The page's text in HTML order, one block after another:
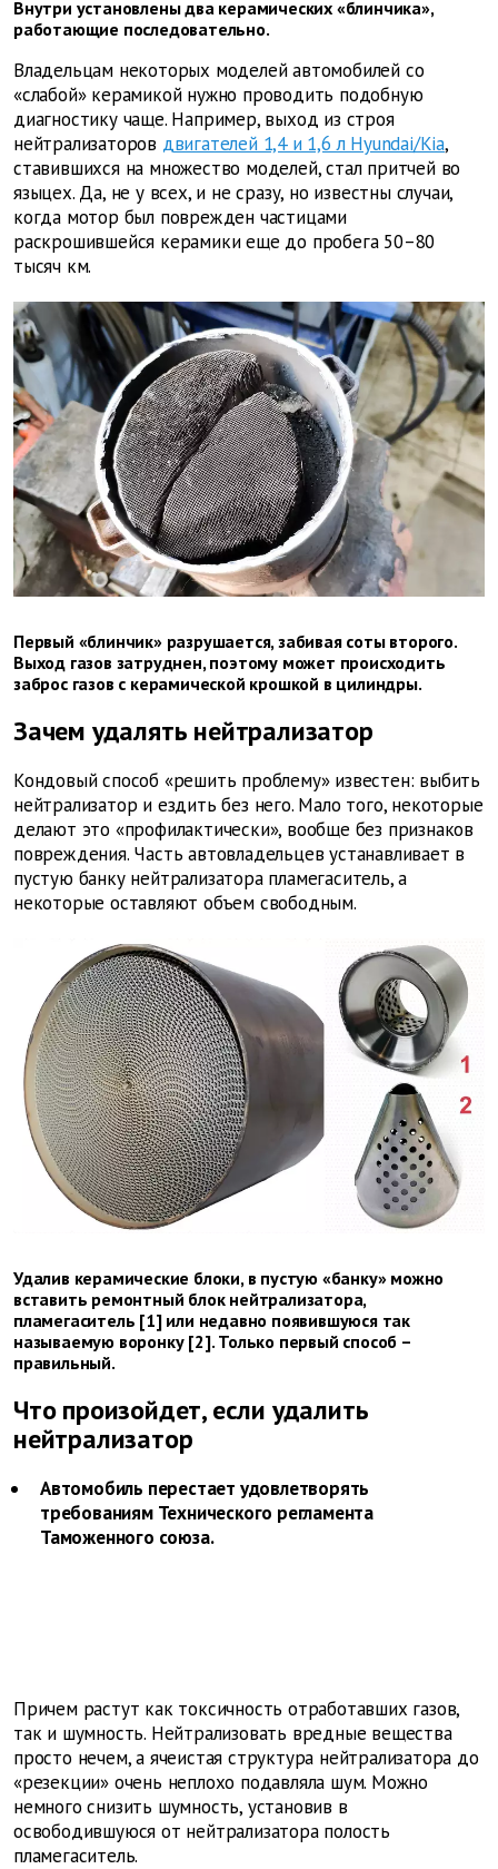
Внутри установлены два керамических «блинчика»,
работающие последовательно.
Владельцам некоторых моделей автомобилей со
«слабой» керамикой нужно проводить подобную
диагностику чаще. Например, выход из строя
нейтрализаторов двигателей 1,4 и 1,6 л Hyundai/Kia,
ставившихся на множество моделей, стал притчей во
языцех. Да, не у всех, и не сразу, но известны случаи,
когда мотор был поврежден частицами
раскрошившейся керамики еще до пробега 50–80
тысяч км.
Первый «блинчик» разрушается, забивая соты второго.
Выход газов затруднен, поэтому может происходить
заброс газов с керамической крошкой в цилиндры.
Зачем удалять нейтрализатор
Кондовый способ «решить проблему» известен: выбить
нейтрализатор и ездить без него. Мало того, некоторые
делают это «профилактически», вообще без признаков
повреждения. Часть автовладельцев устанавливает в
пустую банку нейтрализатора пламегаситель, а
некоторые оставляют объем свободным.
Удалив керамические блоки, в пустую «банку» можно
вставить ремонтный блок нейтрализатора,
пламегаситель [1] или недавно появившуюся так
называемую воронку [2]. Только первый способ –
правильный.
Что произойдет, если удалить
нейтрализатор
Автомобиль перестает удовлетворять
требованиям Технического регламента
Таможенного союза.
Причем растут как токсичность отработавших газов,
так и шумность. Нейтрализовать вредные вещества
просто нечем, а ячеистая структура нейтрализатора до
«резекции» очень неплохо подавляла шум. Можно
немного снизить шумность, установив в
освободившуюся от нейтрализатора полость
пламегаситель.